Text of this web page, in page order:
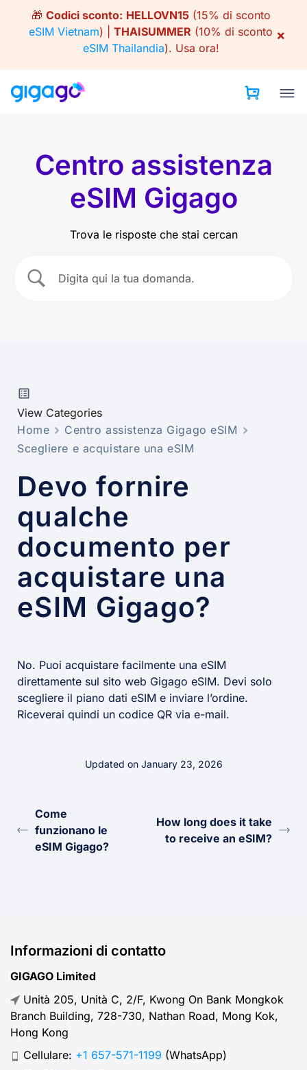
content
🎁 Codici sconto: HELLOVN15(15% di sconto
eSIM Vietnam) | THAISUMMER (10% di sconto
eSIM Thailandia). Usa ora!
×
Centro assistenza
eSIM Gigago
Trova le risposte che stai cercan
View Categories
Home
Centro assistenza Gigago eSIM
Scegliere e acquistare una eSIM
Devo fornire
qualche
documento per
acquistare una
eSIM Gigago?
No. Puoi acquistare facilmente una eSIM
direttamente sul sito web Gigago eSIM. Devi solo
scegliere il piano dati eSIM e inviare l’ordine.
Riceverai quindi un codice QR via e-mail.
Updated on January 23, 2026
Come
funzionano le
eSIM Gigago?
How long does it take
to receive an eSIM?
Informazioni di contatto
GIGAGO Limited
Unità 205, Unità C, 2/F, Kwong On Bank Mongkok
Branch Building, 728-730, Nathan Road, Mong Kok,
Hong Kong
Cellulare: +1 657-571-1199 (WhatsApp)